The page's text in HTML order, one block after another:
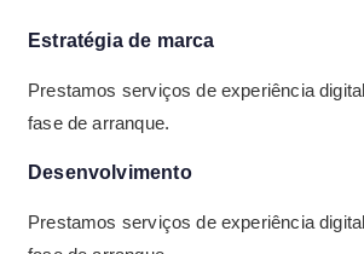
Estratégia de marca
Prestamos serviços de experiência
fase de arranque.
Desenvolvimento
Prestamos serviços de experiência